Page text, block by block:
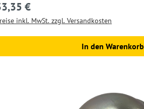
Preis:
€
inkl. MwSt. zzgl. Versandkosten
In den Warenkorb